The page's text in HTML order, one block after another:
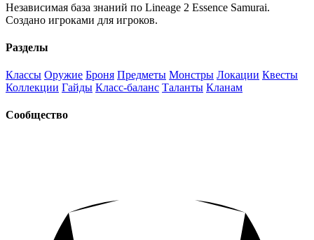
Независимая база знаний по Lineage 2 Essence Samurai.
Создано игроками для игроков.
Разделы
Классы Оружие Броня Предметы Монстры Локации Квесты
Коллекции Гайды Класс-баланс Таланты Кланам
Сообщество